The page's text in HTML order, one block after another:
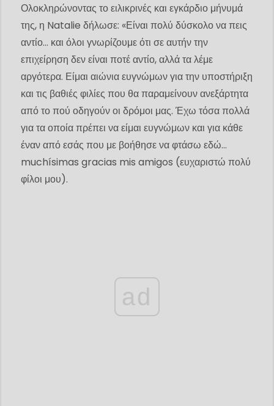
Ολοκληρώνοντας το ειλικρινές και εγκάρδιο μήνυμά
της, η Natalie δήλωσε: «Είναι πολύ δύσκολο να πεις
αντίο… και όλοι γνωρίζουμε ότι σε αυτήν την
επιχείρηση δεν είναι ποτέ αντίο, αλλά τα λέμε
αργότερα. Είμαι αιώνια ευγνώμων για την υποστήριξη
και τις βαθιές φιλίες που θα παραμείνουν ανεξάρτητα
από το πού οδηγούν οι δρόμοι μας. Έχω τόσα πολλά
για τα οποία πρέπει να είμαι ευγνώμων και για κάθε
έναν από εσάς που με βοήθησε να φτάσω εδώ…
muchísimas gracias mis amigos (ευχαριστώ πολύ
φίλοι μου).
ad